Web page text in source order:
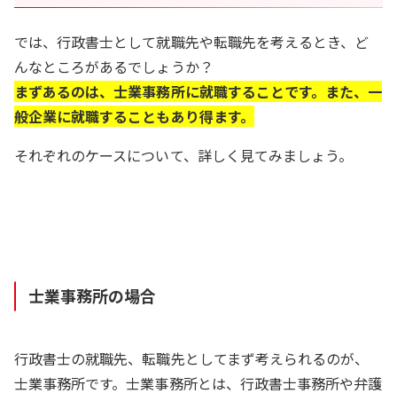
では、行政書士として就職先や転職先を考えるとき、ど
んなところがあるでしょうか？
まずあるのは、士業事務所に就職することです。また、一
般企業に就職することもあり得ます。
それぞれのケースについて、詳しく見てみましょう。
士業事務所の場合
行政書士の就職先、転職先としてまず考えられるのが、
士業事務所です。士業事務所とは、行政書士事務所や弁護